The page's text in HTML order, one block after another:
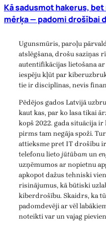
Kā sadusmot hakerus,
mērķa — padomi drošībai
Ugunsmūris, paroļu
atslēgšana, drošu saziņas
autentifikācijas lietošana
iespēju kļūt par
tie ir disciplīnas, nevis
Pēdējos gados Latvijā
kaut kas, par ko lasa tikai
kopš 2022. gada situācija
pirms tam negāja spoži.
attieksme pret IT drošību
telefonu lietojūtūbamun
uzņēmumos ar nopietnu
apkopot dažus tehniski
risinājumus, kā būtiski
kiberdrošību. Skaidrs, ka
padomdevēji ar vēl
noteikti var un vajag